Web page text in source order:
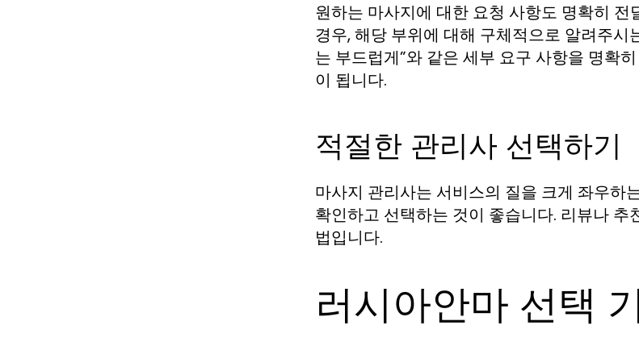
원하는 마사지에 대한 요청 사항도 명확히
경우, 해당 부위에 대해 구체적으로 알려주시
는 부드럽게”와 같은 세부 요구 사항을 명확
이 됩니다.
적절한 관리사 선택하기
마사지 관리사는 서비스의 질을 크게 좌우하
확인하고 선택하는 것이 좋습니다. 리뷰나
법입니다.
러시아안마 선택